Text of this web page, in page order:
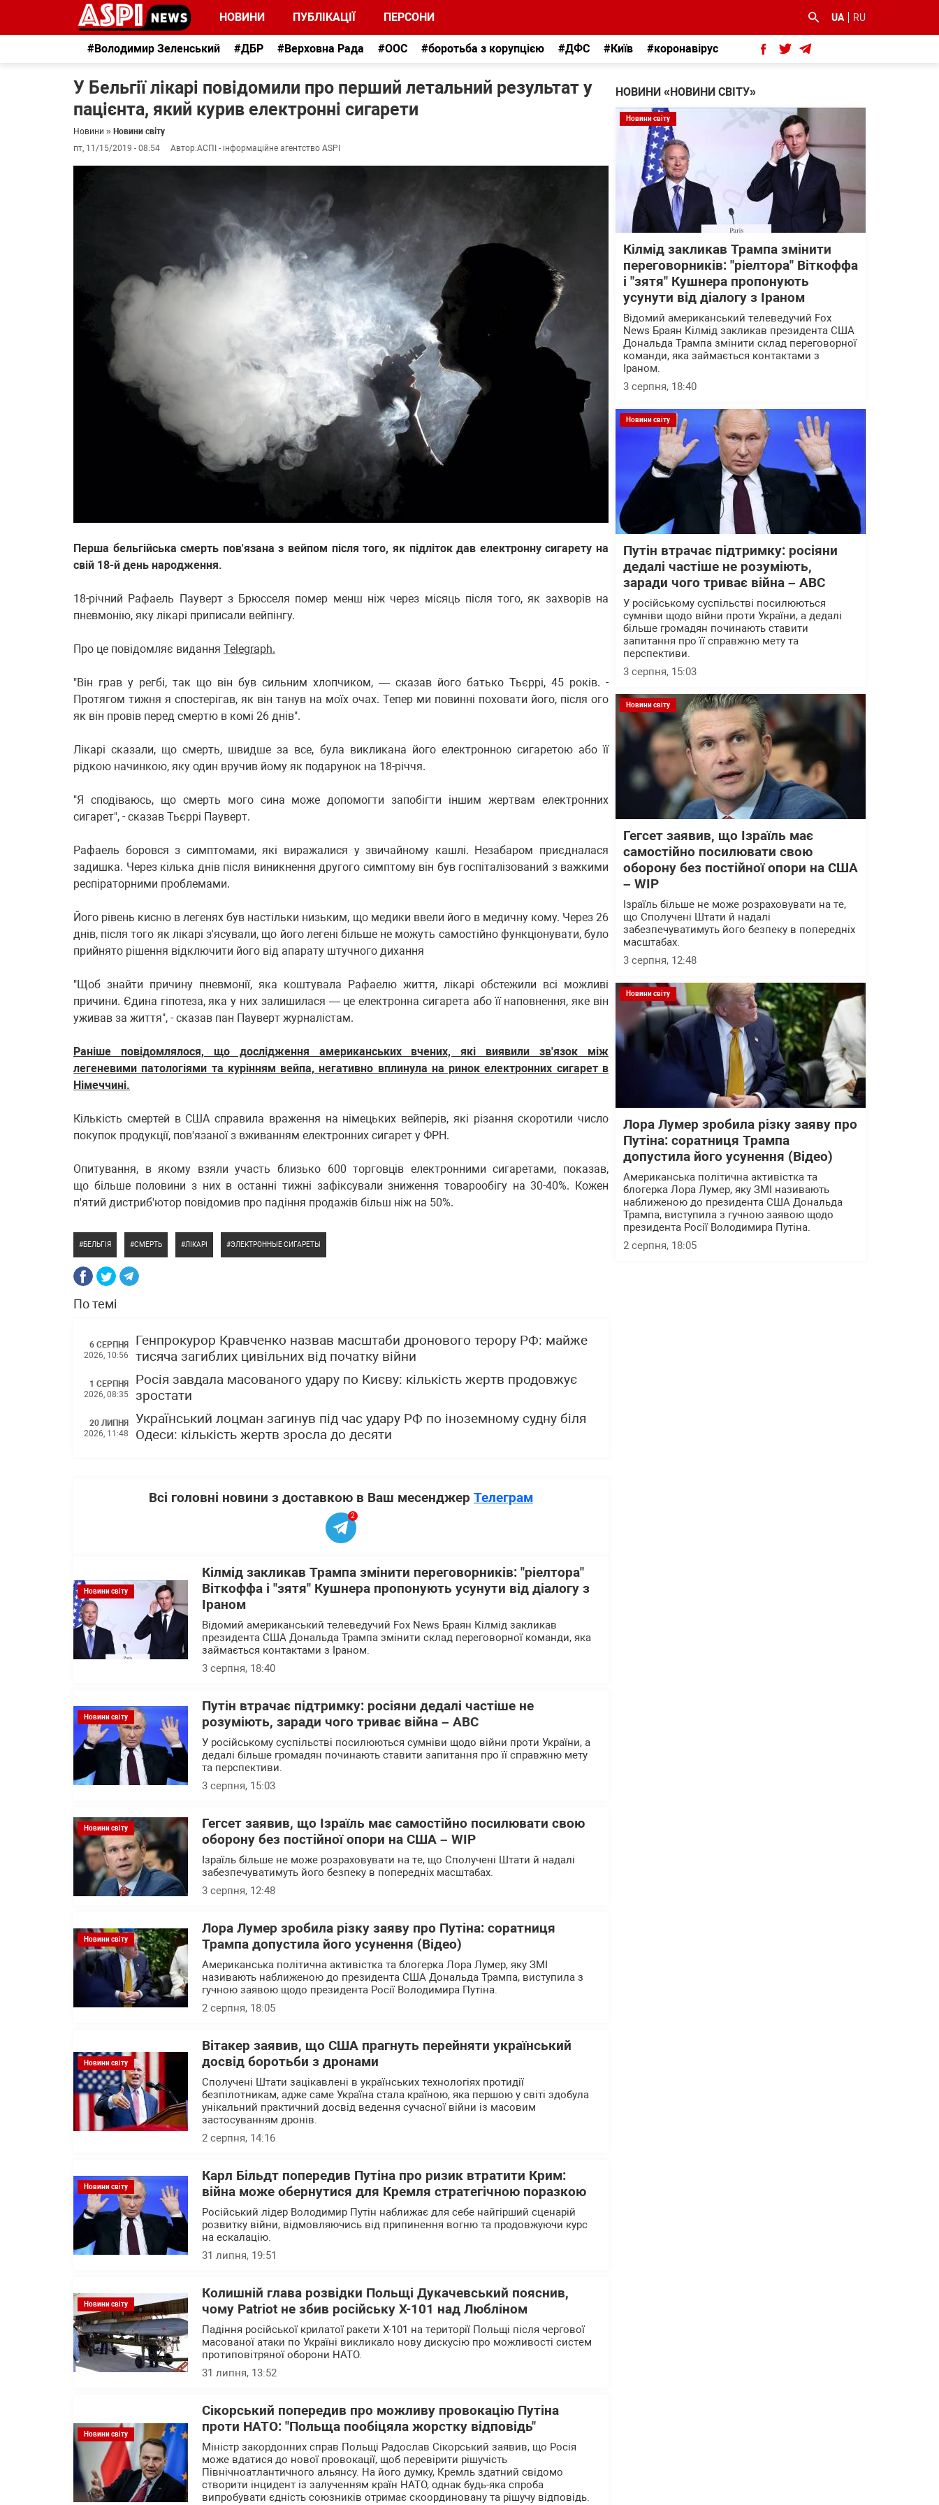
НОВИНИ ПУБЛІКАЦІЇ ПЕРСОНИ UA RU
#Володимир Зеленський #ДБР #Верховна Рада #ООС #боротьба з корупцією #ДФС #Київ #коронавірус
У Бельгії лікарі повідомили про перший летальний результат у
пацієнта, який курив електронні сигарети
Новини » Новини світу
пт, 11/15/2019 - 08:54
Автор:АСПІ - інформаційне агентство ASPI
Перша бельгійська смерть пов'язана з вейпом після того, як підліток дав електронну сигарету на
свій 18-й день народження.
18-річний Рафаель Пауверт з Брюсселя помер менш ніж через місяць після того, як захворів на
пневмонію, яку лікарі приписали вейпінгу.
Про це повідомляє видання Telegraph.
"Він грав у регбі, так що він був сильним хлопчиком, — сказав його батько Тьєррі, 45 років. -
Протягом тижня я спостерігав, як він танув на моїх очах. Тепер ми повинні поховати його, після ого
як він провів перед смертю в комі 26 днів".
Лікарі сказали, що смерть, швидше за все, була викликана його електронною сигаретою або її
рідкою начинкою, яку один вручив йому як подарунок на 18-річчя.
"Я сподіваюсь, що смерть мого сина може допомогти запобігти іншим жертвам електронних
сигарет", - сказав Тьєррі Пауверт.
Рафаель боровся з симптомами, які виражалися у звичайному кашлі. Незабаром приєдналася
задишка. Через кілька днів після виникнення другого симптому він був госпіталізований з важкими
респіраторними проблемами.
Його рівень кисню в легенях був настільки низьким, що медики ввели його в медичну кому. Через 26
днів, після того як лікарі з'ясували, що його легені більше не можуть самостійно функціонувати, було
прийнято рішення відключити його від апарату штучного дихання
"Щоб знайти причину пневмонії, яка коштувала Рафаелю життя, лікарі обстежили всі можливі
причини. Єдина гіпотеза, яка у них залишилася — це електронна сигарета або її наповнення, яке він
уживав за життя", - сказав пан Пауверт журналістам.
Раніше повідомлялося, що дослідження американських вчених, які виявили зв'язок між
легеневими патологіями та курінням вейпа, негативно вплинула на ринок електронних сигарет в
Німеччині.
Кількість смертей в США справила враження на німецьких вейперів, які різання скоротили число
покупок продукції, пов'язаної з вживанням електронних сигарет у ФРН.
Опитування, в якому взяли участь близько 600 торговців електронними сигаретами, показав,
що більше половини з них в останні тижні зафіксували зниження товарообігу на 30-40%. Кожен
п'ятий дистриб'ютор повідомив про падіння продажів більш ніж на 50%.
БЕЛЬГІЯ СМЕРТЬ ЛІКАРІ ЭЛЕКТРОННЫЕ СИГАРЕТЫ
По темі
6 СЕРПНЯ
2026, 10:56
Генпрокурор Кравченко назвав масштаби дронового терору РФ: майже
тисяча загиблих цивільних від початку війни
1 СЕРПНЯ
2026, 08:35
Росія завдала масованого удару по Києву: кількість жертв продовжує
зростати
20 ЛИПНЯ
2026, 11:48
Український лоцман загинув під час удару РФ по іноземному судну біля
Одеси: кількість жертв зросла до десяти
Всі головні новини з доставкою в Ваш месенджер Телеграм
2
Новини світу
Кілмід закликав Трампа змінити переговорників: "ріелтора"
Віткоффа і "зятя" Кушнера пропонують усунути від діалогу з
Іраном
Відомий американський телеведучий Fox News Браян Кілмід закликав
президента США Дональда Трампа змінити склад переговорної команди, яка
займається контактами з Іраном.
3 серпня, 18:40
Новини світу
Путін втрачає підтримку: росіяни дедалі частіше не
розуміють, заради чого триває війна – АВС
У російському суспільстві посилюються сумніви щодо війни проти України, а
дедалі більше громадян починають ставити запитання про її справжню мету
та перспективи.
3 серпня, 15:03
Новини світу
Гегсет заявив, що Ізраїль має самостійно посилювати свою
оборону без постійної опори на США – WІP
Ізраїль більше не може розраховувати на те, що Сполучені Штати й надалі
забезпечуватимуть його безпеку в попередніх масштабах.
3 серпня, 12:48
Новини світу
Лора Лумер зробила різку заяву про Путіна: соратниця
Трампа допустила його усунення (Відео)
Американська політична активістка та блогерка Лора Лумер, яку ЗМІ
називають наближеною до президента США Дональда Трампа, виступила з
гучною заявою щодо президента Росії Володимира Путіна.
2 серпня, 18:05
Новини світу
Вітакер заявив, що США прагнуть перейняти український
досвід боротьби з дронами
Сполучені Штати зацікавлені в українських технологіях протидії
безпілотникам, адже саме Україна стала країною, яка першою у світі здобула
унікальний практичний досвід ведення сучасної війни із масовим
застосуванням дронів.
2 серпня, 14:16
Новини світу
Карл Більдт попередив Путіна про ризик втратити Крим:
війна може обернутися для Кремля стратегічною поразкою
Російський лідер Володимир Путін наближає для себе найгірший сценарій
розвитку війни, відмовляючись від припинення вогню та продовжуючи курс
на ескалацію.
31 липня, 19:51
Новини світу
Колишній глава розвідки Польщі Дукачевський пояснив,
чому Patriot не збив російську Х-101 над Любліном
Падіння російської крилатої ракети Х-101 на території Польщі після чергової
масованої атаки по Україні викликало нову дискусію про можливості систем
протиповітряної оборони НАТО.
31 липня, 13:52
Новини світу
Сікорський попередив про можливу провокацію Путіна
проти НАТО: "Польща пообіцяла жорстку відповідь"
Міністр закордонних справ Польщі Радослав Сікорський заявив, що Росія
може вдатися до нової провокації, щоб перевірити рішучість
Північноатлантичного альянсу. На його думку, Кремль здатний свідомо
створити інцидент із залученням країн НАТО, однак будь-яка спроба
випробувати єдність союзників отримає скоординовану та рішучу відповідь.
НОВИНИ «НОВИНИ СВІТУ»
Новини світу
Кілмід закликав Трампа змінити
переговорників: "ріелтора" Віткоффа
і "зятя" Кушнера пропонують
усунути від діалогу з Іраном
Відомий американський телеведучий Fox
News Браян Кілмід закликав президента США
Дональда Трампа змінити склад переговорної
команди, яка займається контактами з
Іраном.
3 серпня, 18:40
Новини світу
Путін втрачає підтримку: росіяни
дедалі частіше не розуміють,
заради чого триває війна – АВС
У російському суспільстві посилюються
сумніви щодо війни проти України, а дедалі
більше громадян починають ставити
запитання про її справжню мету та
перспективи.
3 серпня, 15:03
Новини світу
Гегсет заявив, що Ізраїль має
самостійно посилювати свою
оборону без постійної опори на США
– WІP
Ізраїль більше не може розраховувати на те,
що Сполучені Штати й надалі
забезпечуватимуть його безпеку в попередніх
масштабах.
3 серпня, 12:48
Новини світу
Лора Лумер зробила різку заяву про
Путіна: соратниця Трампа
допустила його усунення (Відео)
Американська політична активістка та
блогерка Лора Лумер, яку ЗМІ називають
наближеною до президента США Дональда
Трампа, виступила з гучною заявою щодо
президента Росії Володимира Путіна.
2 серпня, 18:05